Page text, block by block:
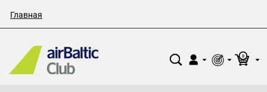
Главная
0